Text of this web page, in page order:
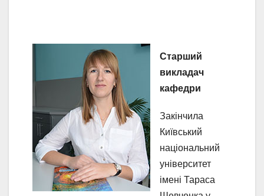
Старший
викладач
кафедри
Закінчила
Київський
національний
університет
імені Тараса